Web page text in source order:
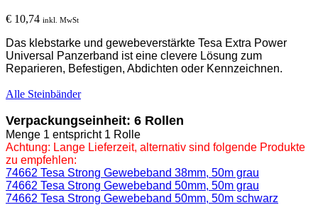
€ 10,74 inkl. MwSt
Das klebstarke und gewebeverstärkte Tesa Extra Power
Universal Panzerband ist eine clevere Lösung zum
Reparieren, Befestigen, Abdichten oder Kennzeichnen.
Alle Steinbänder
Verpackungseinheit: 6 Rollen
Menge 1 entspricht 1 Rolle
Achtung: Lange Lieferzeit, alternativ sind folgende Produkte
zu empfehlen:
74662 Tesa Strong Gewebeband 38mm, 50m grau
74662 Tesa Strong Gewebeband 50mm, 50m grau
74662 Tesa Strong Gewebeband 50mm, 50m schwarz